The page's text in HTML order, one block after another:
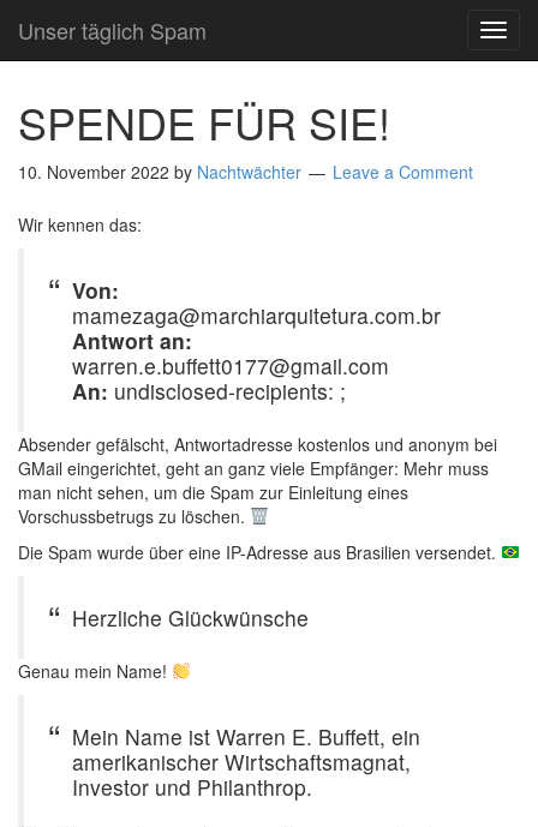
Unser täglich Spam
SPENDE FÜR SIE!
10. November 2022 by Nachtwächter Leave a Comment
Wir kennen das:
Von:
mamezaga@marchiarquitetura.com.br
Antwort an:
warren.e.buffett0177@gmail.com
An: undisclosed-recipients: ;
Absender gefälscht, Antwortadresse kostenlos und anonym bei
GMail eingerichtet, geht an ganz viele Empfänger: Mehr muss
man nicht sehen, um die Spam zur Einleitung eines
Vorschussbetrugs zu löschen.
Die Spam wurde über eine IP-Adresse aus Brasilien versendet.
Herzliche Glückwünsche
Genau mein Name!
Mein Name ist Warren E. Buffett, ein
amerikanischer Wirtschaftsmagnat,
Investor und Philanthrop.